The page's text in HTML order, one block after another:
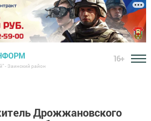
- Заинский район
16+
Дрожжановского